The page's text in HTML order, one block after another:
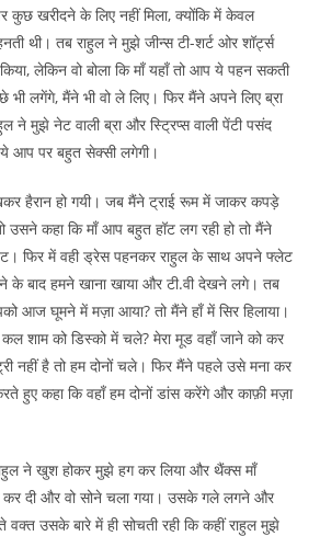
कुछ खरीदने के लिए नहीं मिला, क्योंकि में केवल
थी। तब राहुल ने मुझे जीन्स टी-शर्ट ओर शॉर्ट्स
लेकिन वो बोला कि माँ यहाँ तो आप ये पहन सकती
लगेंगे, मैंने भी वो ले लिए। फिर मैंने अपने लिए ब्रा
ने मुझे नेट वाली ब्रा और स्ट्रिप्स वाली पेंटी पसंद
आप पर बहुत सेक्सी लगेगी।
हैरान हो गयी। जब मैंने ट्राई रूम में जाकर कपड़े
उसने कहा कि माँ आप बहुत हॉट लग रही हो तो मैंने
फिर में वही ड्रेस पहनकर राहुल के साथ अपने फ्लेट
के बाद हमने खाना खाया और टी.वी देखने लगे। तब
आज घूमने में मज़ा आया? तो मैंने हाँ में सिर हिलाया।
कल शाम को डिस्को में चले? मेरा मूड वहाँ जाने को कर
नहीं है तो हम दोनों चले। फिर मैंने पहले उसे मना कर
हुए कहा कि वहाँ हम दोनों डांस करेंगे और काफ़ी मज़ा
ने खुश होकर मुझे हग कर लिया और थैंक्स माँ
कर दी और वो सोने चला गया। उसके गले लगने और
वक्त उसके बारे में ही सोचती रही कि कहीं राहुल मुझे